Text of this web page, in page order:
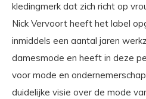
kledingmerk dat zich richt op
Nick Vervoort heeft het label
inmiddels een aantal jaren
damesmode en heeft in deze
voor mode en
duidelijke visie over de mode